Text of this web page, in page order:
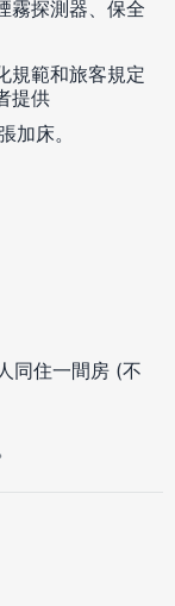
霧探測器、保全
規範和旅客規定
提供
加床。
同住一間房 (不